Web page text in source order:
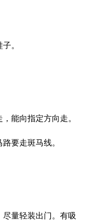
。
能向指定方向走。
要走斑马线。
量轻装出门。有吸